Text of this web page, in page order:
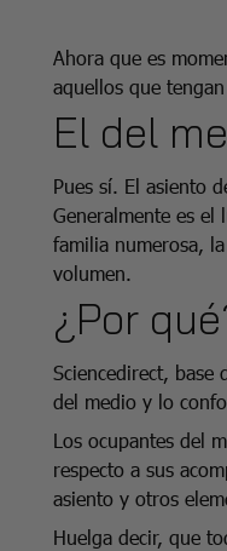
Ahora que es
aquellos que
El del
Pues sí. El asiento
Generalmente es el
familia numerosa,
volumen.
¿Por
Sciencedirect, base
del medio y lo
Los ocupantes del
respecto a sus
asiento y otros
Huelga decir, que